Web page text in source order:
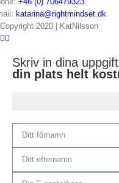
katarina@rightmindset.dk
Copyright 2020 | KatNilsson
Skriv in dina
din plats helt